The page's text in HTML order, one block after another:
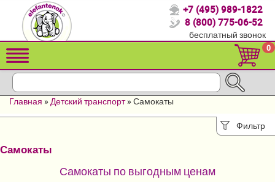
Спасибо, что выбрали нас!
Распродажа!
Детские коляски
+7 (495) 989-1822
8 (800) 775-06-52
бесплатный звонок
0
Главная »Детский транспорт»Самокаты
Фильтр
Самокаты
Самокаты по выгодным ценам